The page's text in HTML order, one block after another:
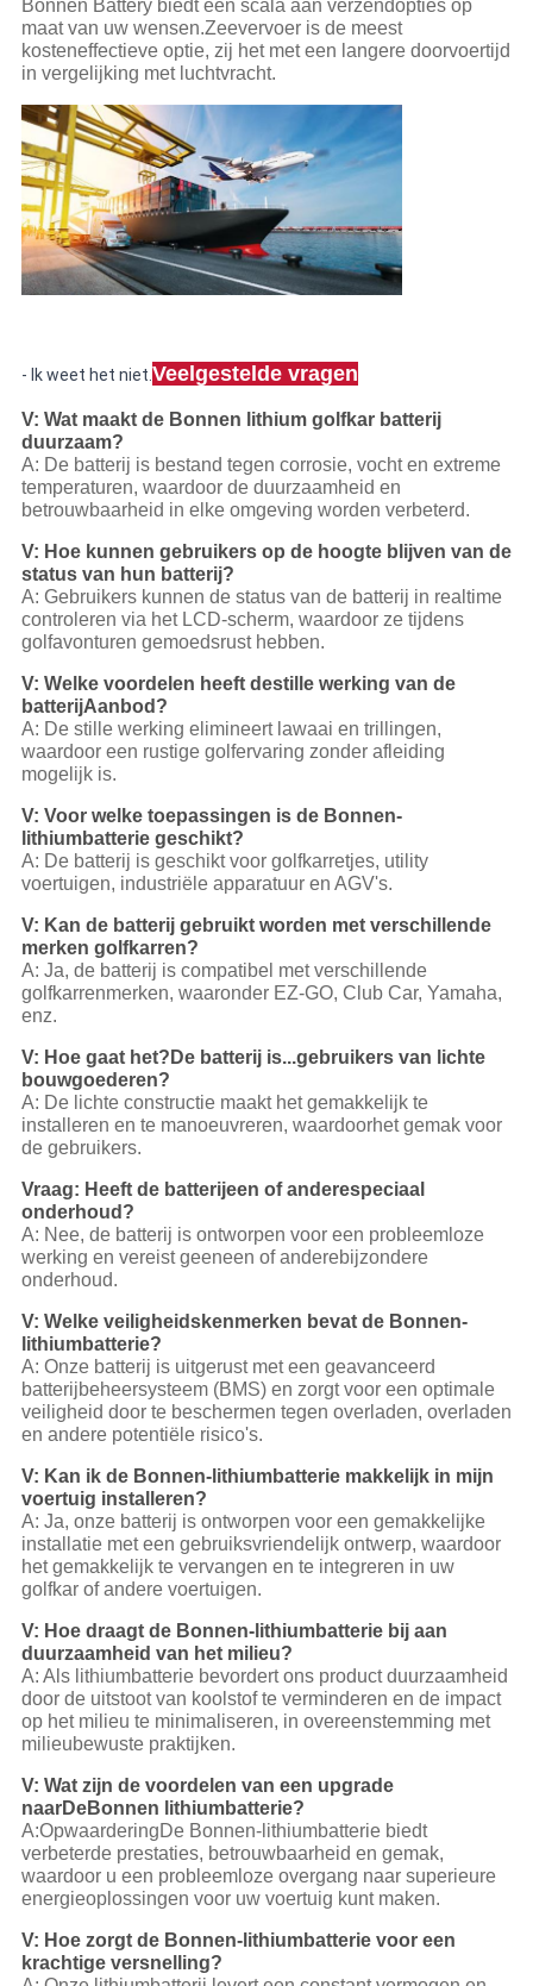
Bonnen Battery biedt een scala aan verzendopties op
maat van uw wensen.Zeevervoer is de meest
kosteneffectieve optie, zij het met een langere doorvoertijd
in vergelijking met luchtvracht.
- Ik weet het niet. Veelgestelde vragen
V: Wat maakt de Bonnen lithium golfkar batterij
duurzaam?
A: De batterij is bestand tegen corrosie, vocht en extreme
temperaturen, waardoor de duurzaamheid en
betrouwbaarheid in elke omgeving worden verbeterd.
V: Hoe kunnen gebruikers op de hoogte blijven van de
status van hun batterij?
A: Gebruikers kunnen de status van de batterij in realtime
controleren via het LCD-scherm, waardoor ze tijdens
golfavonturen gemoedsrust hebben.
V: Welke voordelen heeft destille werking van de
batterijAanbod?
A: De stille werking elimineert lawaai en trillingen,
waardoor een rustige golfervaring zonder afleiding
mogelijk is.
V: Voor welke toepassingen is de Bonnen-
lithiumbatterie geschikt?
A: De batterij is geschikt voor golfkarretjes, utility
voertuigen, industriële apparatuur en AGV's.
V: Kan de batterij gebruikt worden met verschillende
merken golfkarren?
A: Ja, de batterij is compatibel met verschillende
golfkarrenmerken, waaronder EZ-GO, Club Car, Yamaha,
enz.
V: Hoe gaat het? De batterij is...gebruikers van lichte
bouwgoederen?
A: De lichte constructie maakt het gemakkelijk te
installeren en te manoeuvreren, waardoorhet gemak voor
de gebruikers.
Vraag: Heeft de batterijeen of anderespeciaal
onderhoud?
A: Nee, de batterij is ontworpen voor een probleemloze
werking en vereist geeneen of anderebijzondere
onderhoud.
V: Welke veiligheidskenmerken bevat de Bonnen-
lithiumbatterie?
A: Onze batterij is uitgerust met een geavanceerd
batterijbeheersysteem (BMS) en zorgt voor een optimale
veiligheid door te beschermen tegen overladen, overladen
en andere potentiële risico's.
V: Kan ik de Bonnen-lithiumbatterie makkelijk in mijn
voertuig installeren?
A: Ja, onze batterij is ontworpen voor een gemakkelijke
installatie met een gebruiksvriendelijk ontwerp, waardoor
het gemakkelijk te vervangen en te integreren in uw
golfkar of andere voertuigen.
V: Hoe draagt de Bonnen-lithiumbatterie bij aan
duurzaamheid van het milieu?
A: Als lithiumbatterie bevordert ons product duurzaamheid
door de uitstoot van koolstof te verminderen en de impact
op het milieu te minimaliseren, in overeenstemming met
milieubewuste praktijken.
V: Wat zijn de voordelen van een upgrade
naarDeBonnen lithiumbatterie?
A:OpwaarderingDe Bonnen-lithiumbatterie biedt
verbeterde prestaties, betrouwbaarheid en gemak,
waardoor u een probleemloze overgang naar superieure
energieoplossingen voor uw voertuig kunt maken.
V: Hoe zorgt de Bonnen-lithiumbatterie voor een
krachtige versnelling?